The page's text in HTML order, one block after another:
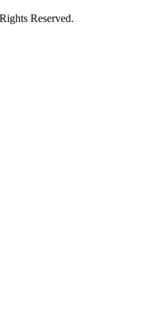
Reserved.